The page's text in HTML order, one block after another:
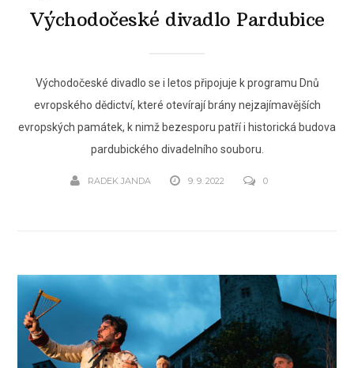
Východočeské divadlo Pardubice
Východočeské divadlo se i letos připojuje k programu Dnů
evropského dědictví, které otevírají brány nejzajímavějších
evropských památek, k nimž bezesporu patří i historická budova
pardubického divadelního souboru.
RADEK JANDA 9. 9. 2022 0